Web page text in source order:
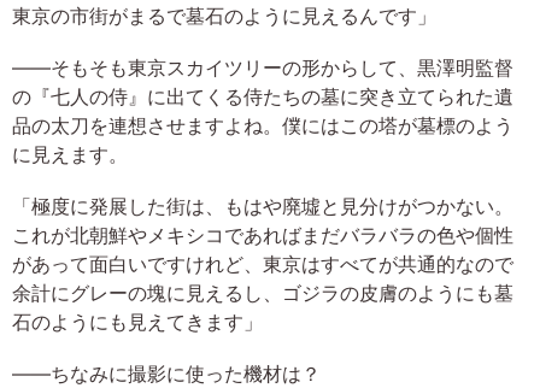
東京の市街がまるで墓石のように見えるんです」
――そもそも東京スカイツリーの形からして、黒澤明監督
の『七人の侍』に出てくる侍たちの墓に突き立てられた遺
品の太刀を連想させますよね。僕にはこの塔が墓標のよう
に見えます。
「極度に発展した街は、もはや廃墟と見分けがつかない。
これが北朝鮮やメキシコであればまだバラバラの色や個性
があって面白いですけれど、東京はすべてが共通的なので
余計にグレーの塊に見えるし、ゴジラの皮膚のようにも墓
石のようにも見えてきます」
――ちなみに撮影に使った機材は？